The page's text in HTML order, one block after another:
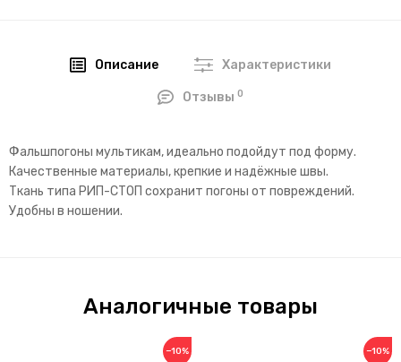
Описание Характеристики
Отзывы0
Фальшпогоны мультикам, идеально подойдут под форму.
Качественные материалы, крепкие и надёжные швы.
Ткань типа РИП-СТОП сохранит погоны от повреждений.
Удобны в ношении.
Аналогичные товары
−10% −10%